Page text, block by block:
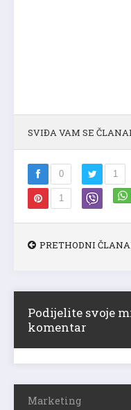
SVIĐA VAM SE
0 1
1
PRETHODNI
Podijelite svoje
komentar
Marketing